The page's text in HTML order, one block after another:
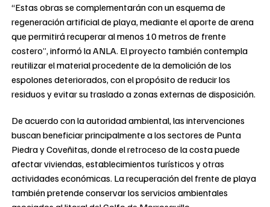
“Estas obras se complementarán con un esquema de
regeneración artificial de playa, mediante el aporte de arena
que permitirá recuperar al menos 10 metros de frente
costero”, informó la ANLA. El proyecto también contempla
reutilizar el material procedente de la demolición de los
espolones deteriorados, con el propósito de reducir los
residuos y evitar su traslado a zonas externas de disposición.
De acuerdo con la autoridad ambiental, las intervenciones
buscan beneficiar principalmente a los sectores de Punta
Piedra y Coveñitas, donde el retroceso de la costa puede
afectar viviendas, establecimientos turísticos y otras
actividades económicas. La recuperación del frente de playa
también pretende conservar los servicios ambientales